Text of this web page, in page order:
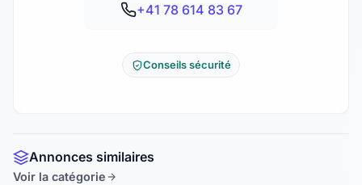
+41 78 614 83 67
Conseils sécurité
Annonces similaires
Voir la catégorie